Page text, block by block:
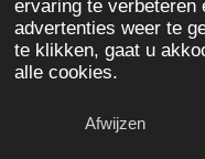
ervaring te verbeteren
advertenties weer te
te klikken, gaat u
alle cookies.
Afwijzen
Powered by JouwWeb
E-mailadres